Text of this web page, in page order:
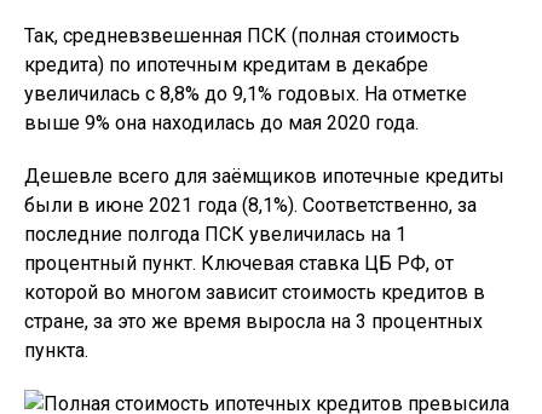
Так, средневзвешенная ПСК (полная стоимость
кредита) по ипотечным кредитам в декабре
увеличилась с 8,8% до 9,1% годовых. На отметке
выше 9% она находилась до мая 2020 года.
Дешевле всего для заёмщиков ипотечные кредиты
были в июне 2021 года (8,1%). Соответственно, за
последние полгода ПСК увеличилась на 1
процентный пункт. Ключевая ставка ЦБ РФ, от
которой во многом зависит стоимость кредитов в
стране, за это же время выросла на 3 процентных
пункта.